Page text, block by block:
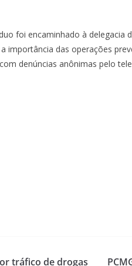
foi encaminhado à delegacia
importância das operações
denúncias anônimas pelo
tráfico de drogas